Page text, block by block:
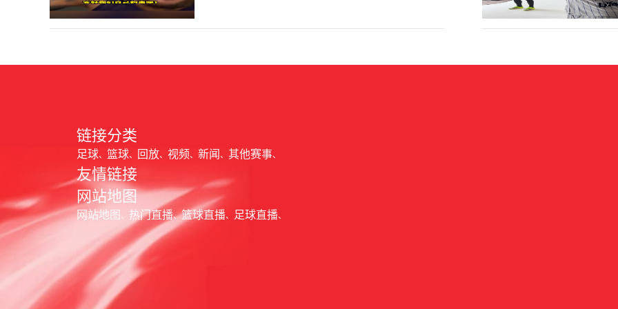
链接分类
足球 篮球 回放 视频 新闻 其他赛事
友情链接
网站地图
网站地图 热门直播 篮球直播 足球直播